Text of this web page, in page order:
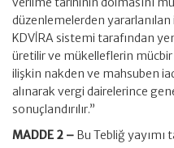
düzenlemelerden
KDVİRA sistemi tarafından
üretilir ve mükelleflerin
ilişkin nakden ve mahsuben
alınarak vergi dairelerince
sonuçlandırılır.”
MADDE 2 – Bu Tebliğ yayımı